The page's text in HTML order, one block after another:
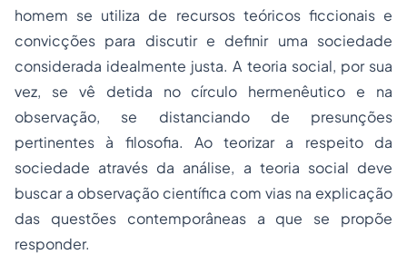
homem se utiliza de recursos teóricos ficcionais e
convicções para discutir e definir uma sociedade
considerada idealmente justa. A teoria social, por sua
vez, se vê detida no círculo hermenêutico e na
observação, se distanciando de presunções
pertinentes à filosofia. Ao teorizar a respeito da
sociedade através da análise, a teoria social deve
buscar a observação científica com vias na explicação
das questões contemporâneas a que se propõe
responder.